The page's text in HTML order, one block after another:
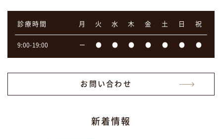
診療時間 月 火 水 木 金 土 日 祝
9:00-19:00 ー ● ● ● ● ● ● ●
お問い合わせ
新着情報